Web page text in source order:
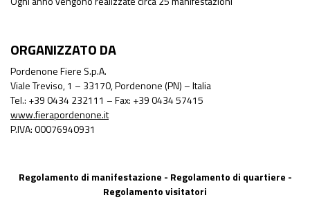
ORGANIZZATO DA
Pordenone Fiere S.p.A.
Viale Treviso, 1 – 33170, Pordenone (PN) – Italia
Tel.: +39 0434 232111 – Fax: +39 0434 57415
www.fierapordenone.it
P.IVA: 00076940931
Regolamento di manifestazione - Regolamento di quartiere -
Regolamento visitatori